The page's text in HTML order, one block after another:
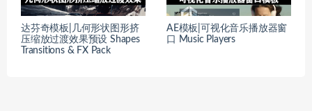
达芬奇模板|几何形状图形挤
压缩放过渡效果预设 Shapes
Transitions & FX Pack
AE模板|可视化音乐播放器窗
口 Music Players